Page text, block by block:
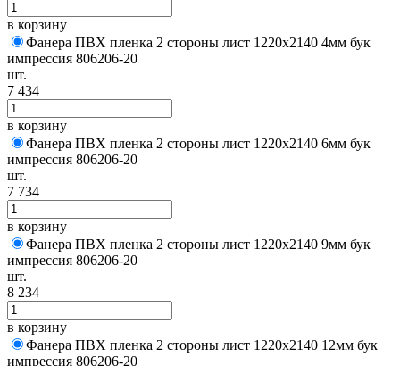
в корзину
Фанера ПВХ пленка 2 стороны лист 1220х2140 4мм бук
импрессия 806206-20
шт.
7 434
в корзину
Фанера ПВХ пленка 2 стороны лист 1220х2140 6мм бук
импрессия 806206-20
шт.
7 734
в корзину
Фанера ПВХ пленка 2 стороны лист 1220х2140 9мм бук
импрессия 806206-20
шт.
8 234
в корзину
Фанера ПВХ пленка 2 стороны лист 1220х2140 12мм бук
импрессия 806206-20